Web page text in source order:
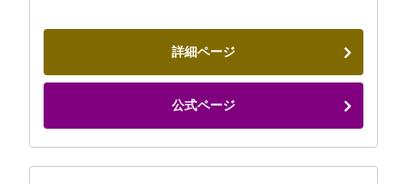
詳細ページ
公式ページ